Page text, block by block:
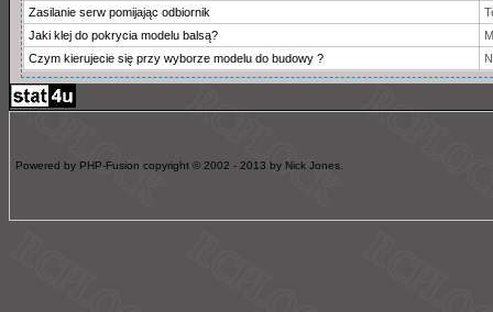
Zasilanie serw pomijając odbiornik
Jaki klej do pokrycia modelu balsą?
Czym kierujecie się przy wyborze modelu do budowy ?
Powered by PHP-Fusion copyright © 2002 - 2013 by Nick Jones.